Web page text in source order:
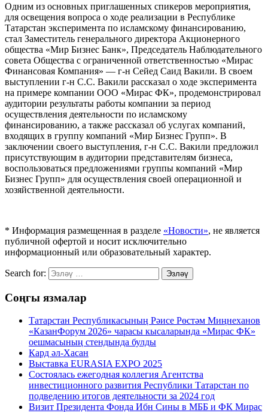
Одним из основных приглашенных спикеров мероприятия,
для освещения вопроса о ходе реализации в Республике
Татарстан эксперимента по исламскому финансированию,
стал Заместитель генерального директора Акционерного
общества «Мир Бизнес Банк», Председатель Наблюдательного
совета Общества с ограниченной ответственностью «Мирас
Финансовая Компания» — г-н Сейед Саид Вакили. В своем
выступлении г-н С.С. Вакили рассказал о ходе эксперимента
на примере компании ООО «Мирас ФК», продемонстрировал
аудитории результаты работы компании за период
осуществления деятельности по исламскому
финансированию, а также рассказал об услугах компаний,
входящих в группу компаний «Мир Бизнес Групп». В
заключении своего выступления, г-н С.С. Вакили предложил
присутствующим в аудитории представителям бизнеса,
воспользоваться предложениями группы компаний «Мир
Бизнес Групп» для осуществления своей операционной и
хозяйственной деятельности.
* Информация размещенная в разделе «Новости», не является
публичной офертой и носит исключительно
информационный или образовательный характер.
Search for: Эзләү
Соңгы язмалар
Татарстан Республикасының Рәисе Рөстәм Миңнеханов
«КазанФорум 2026» чарасы кысаларында «Мирас ФК»
оешмасының стендында булды
Кард әл-Хасан
Выставка EURASIA EXPO 2025
Состоялась ежегодная коллегия Агентства
инвестиционного развития Республики Татарстан по
подведению итогов деятельности за 2024 год
Визит Президента Фонда Ибн Сины в МББ и ФК Мирас